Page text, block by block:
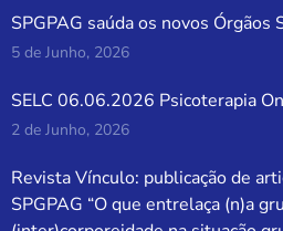
SPGPAG saúda os novos
5 de Junho, 2026
SELC 06.06.2026 Psicoterapia
2 de Junho, 2026
Revista Vínculo: publicação de
SPGPAG “O que entrelaça (n)a